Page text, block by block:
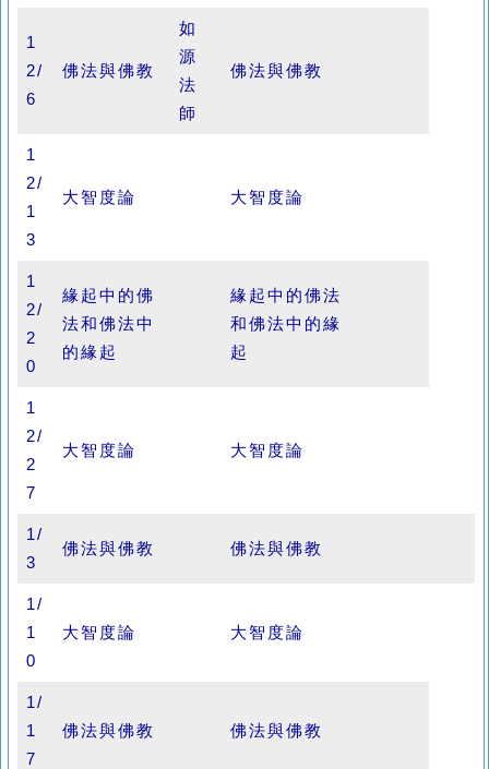
1
2/
6
佛法與佛教
如
源
法
師
佛法與佛教
1
2/
1
3
大智度論 大智度論
1
2/
2
0
緣起中的佛
法和佛法中
的緣起
緣起中的佛法
和佛法中的緣
起
1
2/
2
7
大智度論 大智度論
1/
3
佛法與佛教 佛法與佛教
1/
1
0
大智度論 大智度論
1/
1
7
佛法與佛教 佛法與佛教